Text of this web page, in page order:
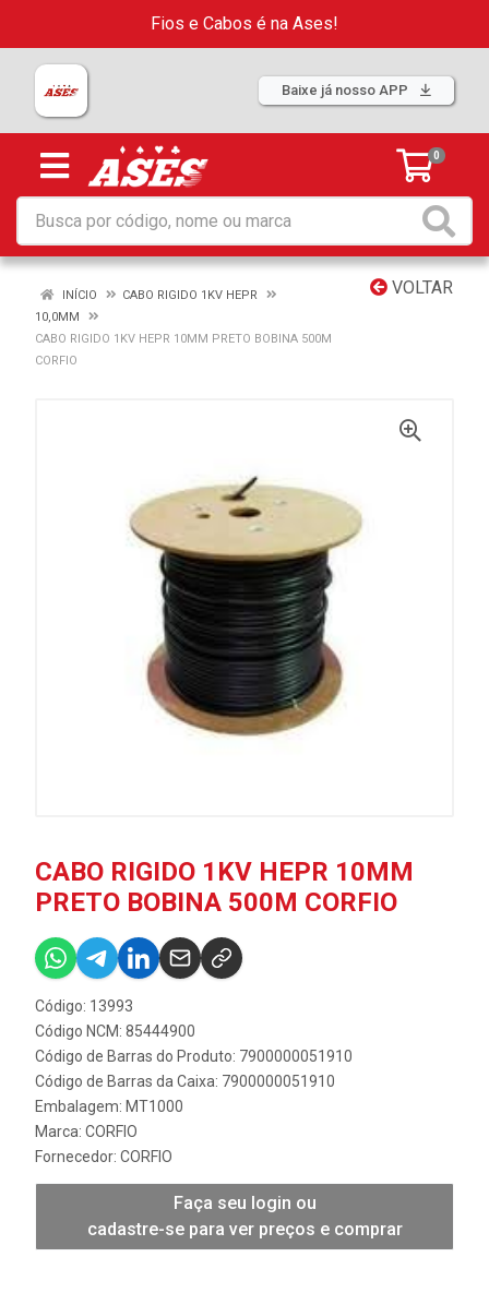
Fios e Cabos é na Ases!
Baixe já nosso APP
0
VOLTAR
INÍCIO
CABO RIGIDO 1KV HEPR
10,0MM
CABO RIGIDO 1KV HEPR 10MM PRETO BOBINA 500M
CORFIO
CABO RIGIDO 1KV HEPR 10MM
PRETO BOBINA 500M CORFIO
Código: 13993
Código NCM: 85444900
Código de Barras do Produto: 7900000051910
Código de Barras da Caixa: 7900000051910
Embalagem: MT1000
Marca: CORFIO
Fornecedor: CORFIO
Faça seu login ou
cadastre-se para ver preços e comprar